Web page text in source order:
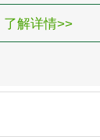
了解详情>>